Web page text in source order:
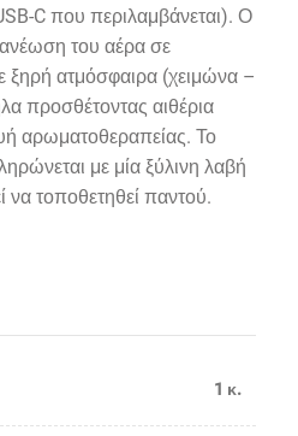
C που περιλαμβάνεται). Ο
του αέρα σε
ξηρή ατμόσφαιρα (χειμώνα –
προσθέτοντας αιθέρια
αρωματοθεραπείας. Το
με μία ξύλινη λαβή
τοποθετηθεί παντού.
1 κ.